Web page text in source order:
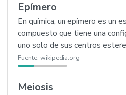
Epímero
En química, un epímero es un
compuesto que tiene una
uno solo de sus centros
Fuente: wikipedia.org
Meiosis